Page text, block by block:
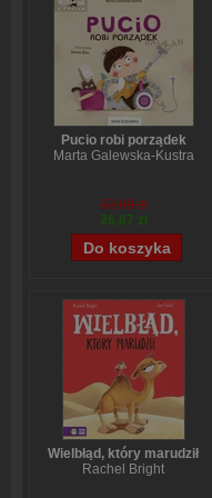
Pucio robi porządek
Marta Galewska-Kustra
33,09 zł
26,67 zł
Wielbłąd, który marudził
Rachel Bright